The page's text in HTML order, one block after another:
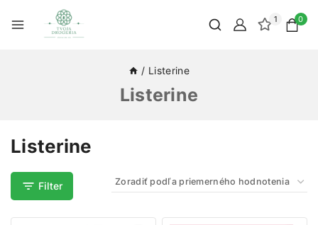
1 0
/ Listerine
Listerine
Listerine
Filter